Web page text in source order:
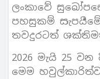
ලංකාවේ
පහසුකම්
තවදුරටත්
2026 මැයි 25
මෙම